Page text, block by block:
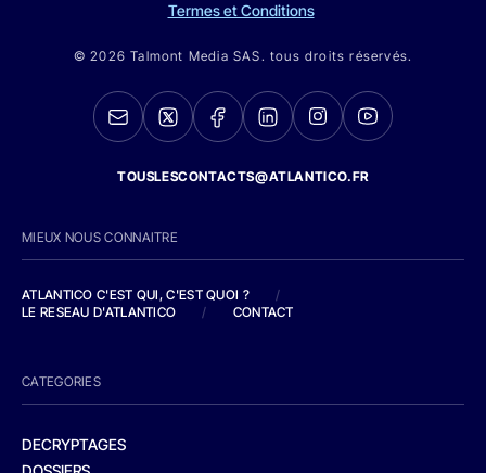
Termes et Conditions
© 2026 Talmont Media SAS. tous droits réservés.
TOUSLESCONTACTS@ATLANTICO.FR
MIEUX NOUS CONNAITRE
ATLANTICO C'EST QUI, C'EST QUOI ?
/
LE RESEAU D'ATLANTICO
/ CONTACT
CATEGORIES
DECRYPTAGES